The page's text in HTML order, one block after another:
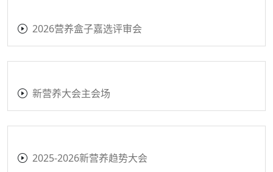
典
药食同源与新植物
大健康选品全域电商内容营销论坛